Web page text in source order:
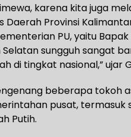
karena kita juga
Provinsi
PU, yaitu Bapak
sungguh sangat
di tingkat nasional,” ujar
beberapa tokoh
pusat, termasuk
Putih.